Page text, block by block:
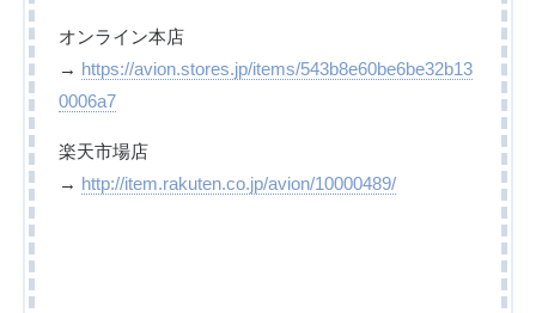
オンライン本店
→ https://avion.stores.jp/items/543b8e60be6be32b13
0006a7
楽天市場店
→ http://item.rakuten.co.jp/avion/10000489/